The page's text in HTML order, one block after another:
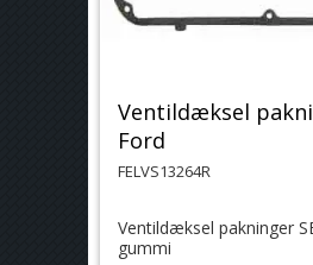
Ventildæksel
Ford
FELVS13264R
Ventildæksel pakninger
gummi